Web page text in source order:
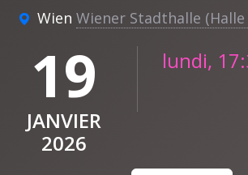
Wien Wiener Stadthalle (Halle
19
JANVIER
2026
lundi,